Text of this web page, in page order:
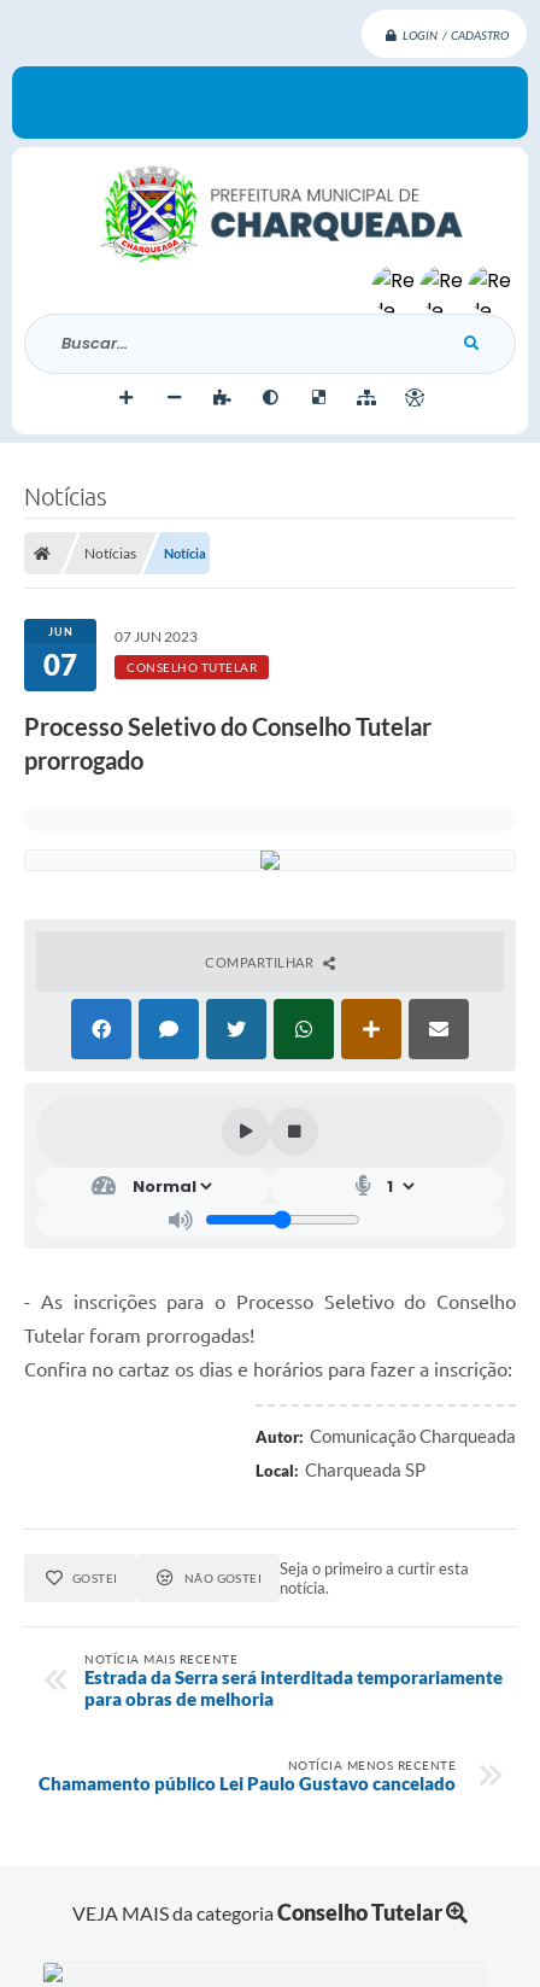
LOGIN / CADASTRO
Buscar...
Notícias
Notícias Notícia
JUN
07
07 JUN 2023
CONSELHO TUTELAR
Processo Seletivo do Conselho Tutelar
prorrogado
COMPARTILHAR
- As inscrições para o Processo Seletivo do Conselho
Tutelar foram prorrogadas!
Confira no cartaz os dias e horários para fazer a inscrição:
Autor: Comunicação Charqueada
Local: Charqueada SP
GOSTEI NÃO GOSTEI
Seja o primeiro a curtir esta
notícia.
NOTÍCIA MAIS RECENTE
Estrada da Serra será interditada temporariamente
para obras de melhoria
NOTÍCIA MENOS RECENTE
Chamamento público Lei Paulo Gustavo cancelado
VEJA MAIS da categoriaConselho Tutelar